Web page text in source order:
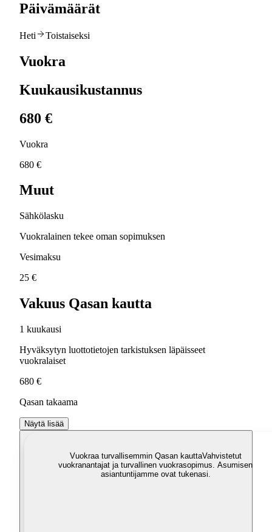
Päivämäärät
Heti Toistaiseksi
Vuokra
Kuukausikustannus
680 €
Vuokra
680 €
Muut
Sähkölasku
Vuokralainen tekee oman sopimuksen
Vesimaksu
25 €
Vakuus Qasan kautta
1 kuukausi
Hyväksytyn luottotietojen tarkistuksen läpäisseet
vuokralaiset
680 €
Qasan takaama
Näytä lisää
Vuokraa turvallisemmin Qasan kauttaVahvistetut
vuokranantajat ja turvallinen vuokrasopimus. Asumisen
asiantuntijamme ovat tukenasi.